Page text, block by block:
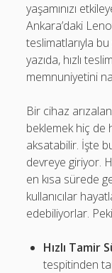
yaşamınızı
Ankara’daki
teslimatlarıyla
yazıda, hızlı
memnuniyetini
Bir cihaz
beklemek hiç de
aksatabilir. İşte
devreye giriyor.
en kısa sürede
kullanıcılar
edebiliyorlar.
Hızlı Tamir
tespitinden